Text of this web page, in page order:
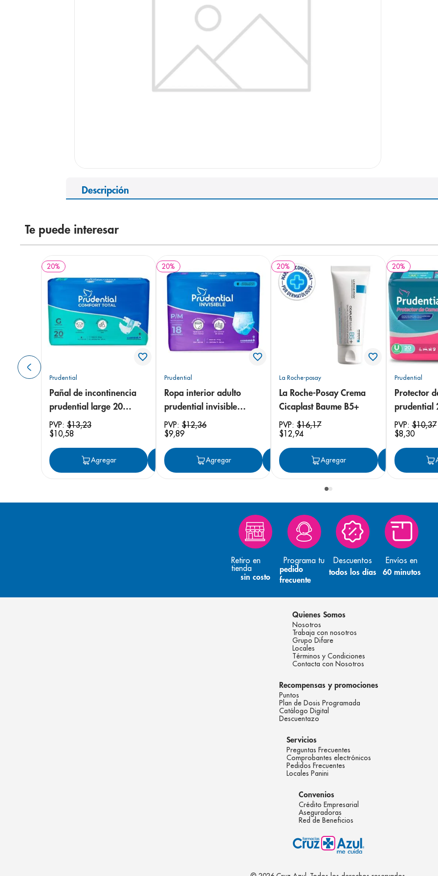
Descripción
Te puede interesar
20%
Prudential
Pañal de incontinencia
prudential large 20
unidades
PVP: $13,23
$10,58
Agregar Agregar
20%
Prudential
Ropa interior adulto
prudential invisible
small/medium 18
unidades
PVP:$12,36
$9,89
Agregar Agregar
20%
La Roche-posay
La Roche-Posay Crema
Cicaplast Baume B5+
PVP:$16,17
$12,94
Agregar
20%
Prudential
Protector
prudential
PVP:$10,37
$8,30
Retiro en
tienda
sin costo
Programa tu
pedido
frecuente
Descuentos
todos los días
Envíos en
60 minutos
Quienes Somos
Nosotros
Trabaja con nosotros
Grupo Difare
Locales
Términos y Condiciones
Contacta con Nosotros
Recompensas y promociones
Puntos
Plan de Dosis Programada
Catálogo Digital
Descuentazo
Servicios
Preguntas Frecuentes
Comprobantes electrónicos
Pedidos Frecuentes
Locales Panini
Convenios
Crédito Empresarial
Aseguradoras
Red de Beneficios